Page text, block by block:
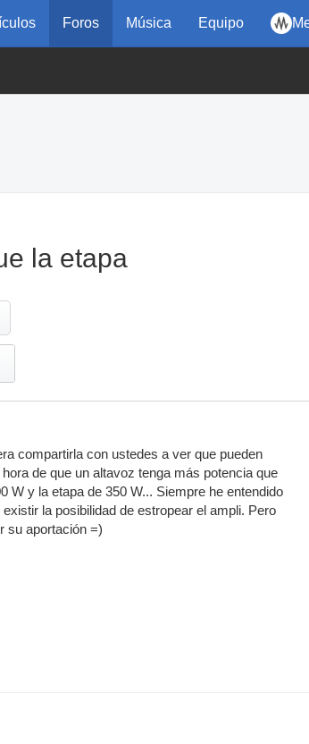
Foros Música Equipo
la etapa
compartirla con ustedes a ver que pueden
de que un altavoz tenga más potencia que
W y la etapa de 350 W... Siempre he entendido
la posibilidad de estropear el ampli. Pero
su aportación =)